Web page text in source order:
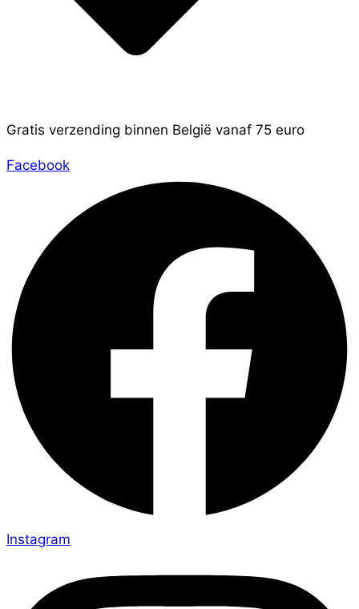
Gratis verzending binnen België vanaf 75 euro
Facebook
Instagram